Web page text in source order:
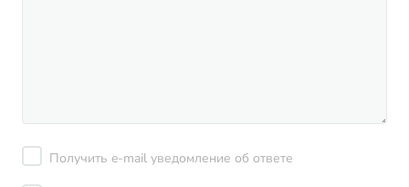
Получить e-mail уведомление об ответе